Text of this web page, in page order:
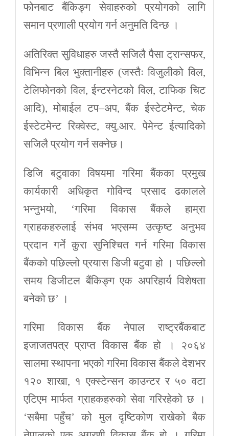
फोनबाट बैंकिङ्ग सेवाहरुको प्रयोगको लागि
समान प्रणाली प्रयोग गर्न अनुमति दिन्छ ।
अतिरिक्त सुविधाहरु जस्तै सजिलै पैसा ट्रान्सफर,
विभिन्न बिल भुक्तानीहरु (जस्तैः विजुलीको विल,
टेलिफोनको विल, ईन्टरनेटको विल, टाफिक चिट
आदि), मोबाईल टप–अप, बैंक ईस्टेटमेन्ट, चेक
ईस्टेटमेन्ट रिक्वेस्ट, क्यु.आर. पेमेन्ट ईत्यादिको
सजिलै प्रयोग गर्न सक्नेछ।
डिजि बटुवाका विषयमा गरिमा बैंकका प्रमुख
कार्यकारी अधिकृत गोविन्द प्रसाद ढकालले
भन्नुभयो, ‘गरिमा विकास बैंकले हाम्रा
ग्राहकहरुलाई संभव भएसम्म उत्कृष्ट अनुभव
प्रदान गर्ने कुरा सुनिश्चित गर्न गरिमा विकास
बैंकको पछिल्लो प्रयास डिजी बटुवा हो । पछिल्लो
समय डिजीटल बैंकिङ्ग एक अपरिहार्य विशेषता
बनेको छ’ ।
गरिमा विकास बैंक नेपाल राष्ट्रबैंकबाट
इजाजतपत्र प्राप्त विकास बैंंक हो । २०६४
सालमा स्थापना भएको गरिमा विकास बैंकले देशभर
१२० शाखा, १ एक्स्टेन्सन काउन्टर र ५० वटा
एटिएम मार्फत ग्राहकहरुको सेवा गरिरहेको छ ।
‘सबैमा पहुँच’ को मुल दृष्टिकोण राखेको बैक